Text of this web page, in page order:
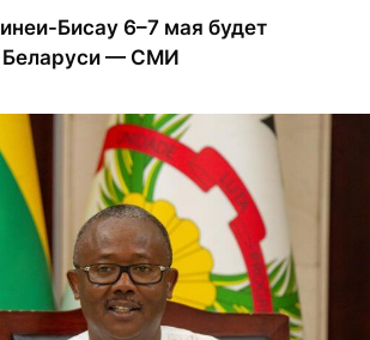
Бисау 6–7 мая будет
Беларуси — СМИ